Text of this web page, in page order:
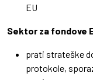
EU
Sektor za fondove
prati strateške
protokole,